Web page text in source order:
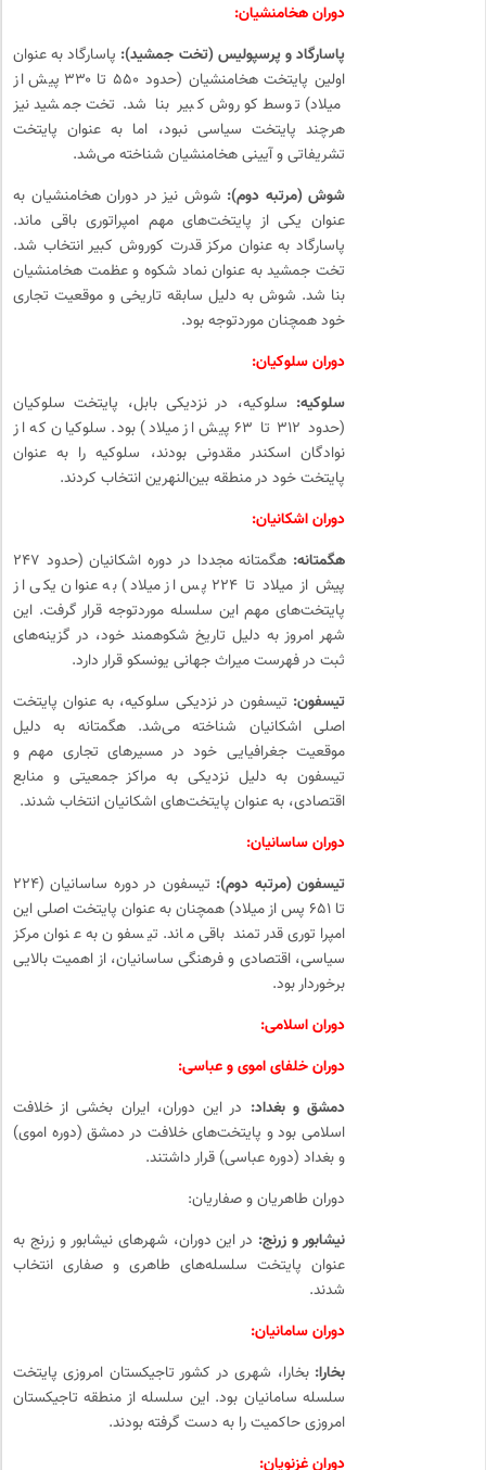
دوران هخامنشیان:
پاسارگاد و پرسپولیس (تخت جمشید): پاسارگاد به عنوان
اولین پایتخت هخامنشیان (حدود ۵۵۰ تا ۳۳۰ پیش از
میلاد) توسط کوروش کبیر بنا شد. تخت جمشید نیز
هرچند پایتخت سیاسی نبود، اما به عنوان پایتخت
تشریفاتی و آیینی هخامنشیان شناخته می‌شد.
شوش (مرتبه دوم): شوش نیز در دوران هخامنشیان به
عنوان یکی از پایتخت‌های مهم امپراتوری باقی ماند.
پاسارگاد به عنوان مرکز قدرت کوروش کبیر انتخاب شد.
تخت جمشید به عنوان نماد شکوه و عظمت هخامنشیان
بنا شد. شوش به دلیل سابقه تاریخی و موقعیت تجاری
خود همچنان موردتوجه بود.
دوران سلوکیان:
سلوکیه: سلوکیه، در نزدیکی بابل، پایتخت سلوکیان
(حدود ۳۱۲ تا ۶۳ پیش از میلاد) بود. سلوکیان که از
نوادگان اسکندر مقدونی بودند، سلوکیه را به عنوان
پایتخت خود در منطقه بین‌النهرین انتخاب کردند.
دوران اشکانیان:
هگمتانه:
هگمتانه مجددا در دوره اشکانیان (حدود ۲۴۷
پیش از میلاد تا ۲۲۴ پس از میلاد) به عنوان یکی از
پایتخت‌های مهم این سلسله موردتوجه قرار گرفت. این
شهر امروز به دلیل تاریخ شکوهمند خود، در گزینه‌های
ثبت در فهرست میراث جهانی یونسکو قرار دارد.
تیسفون: تیسفون در نزدیکی سلوکیه، به عنوان پایتخت
اصلی اشکانیان شناخته می‌شد. هگمتانه به دلیل
موقعیت جغرافیایی خود در مسیرهای تجاری مهم و
تیسفون به دلیل نزدیکی به مراکز جمعیتی و منابع
اقتصادی، به عنوان پایتخت‌های اشکانیان انتخاب شدند.
دوران ساسانیان:
تیسفون (مرتبه دوم):
تیسفون در دوره ساسانیان (۲۲۴
تا ۶۵۱ پس از میلاد) همچنان به عنوان پایتخت اصلی این
امپراتوری قدرتمند باقی ماند. تیسفون به عنوان مرکز
سیاسی، اقتصادی و فرهنگی ساسانیان، از اهمیت بالایی
برخوردار بود.
دوران اسلامی:
دوران خلفای اموی و عباسی:
دمشق و بغداد: در این دوران، ایران بخشی از خلافت
اسلامی بود و پایتخت‌های خلافت در دمشق (دوره اموی)
و بغداد (دوره عباسی) قرار داشتند.
دوران طاهریان و صفاریان:
نیشابور و زرنج: در این دوران، شهرهای نیشابور و زرنج به
عنوان پایتخت سلسله‌های طاهری و صفاری انتخاب
شدند.
دوران سامانیان:
بخارا: بخارا، شهری در کشور تاجیکستان امروزی پایتخت
سلسله سامانیان بود. این سلسله از منطقه تاجیکستان
امروزی حاکمیت را به دست گرفته بودند.
دوران غزنویان: